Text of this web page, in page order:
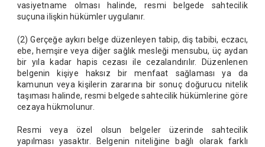
vasiyetname olması halinde, resmi belgede sahtecilik
suçuna ilişkin hükümler uygulanır.
(2) Gerçeğe aykırı belge düzenleyen tabip, diş tabibi, eczacı,
ebe, hemşire veya diğer sağlık mesleği mensubu, üç aydan
bir yıla kadar hapis cezası ile cezalandırılır. Düzenlenen
belgenin kişiye haksız bir menfaat sağlaması ya da
kamunun veya kişilerin zararına bir sonuç doğurucu nitelik
taşıması halinde, resmi belgede sahtecilik hükümlerine göre
cezaya hükmolunur.
Resmi veya özel olsun belgeler üzerinde sahtecilik
yapılması yasaktır. Belgenin niteliğine bağlı olarak farklı